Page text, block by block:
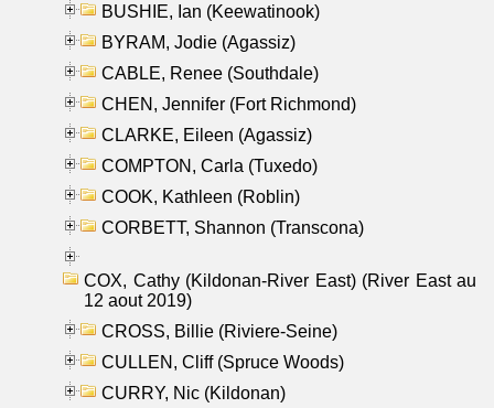
BUSHIE, Ian (Keewatinook)
BYRAM, Jodie (Agassiz)
CABLE, Renee (Southdale)
CHEN, Jennifer (Fort Richmond)
CLARKE, Eileen (Agassiz)
COMPTON, Carla (Tuxedo)
COOK, Kathleen (Roblin)
CORBETT, Shannon (Transcona)
COX, Cathy (Kildonan-River East) (River East au
12 aout 2019)
CROSS, Billie (Riviere-Seine)
CULLEN, Cliff (Spruce Woods)
CURRY, Nic (Kildonan)